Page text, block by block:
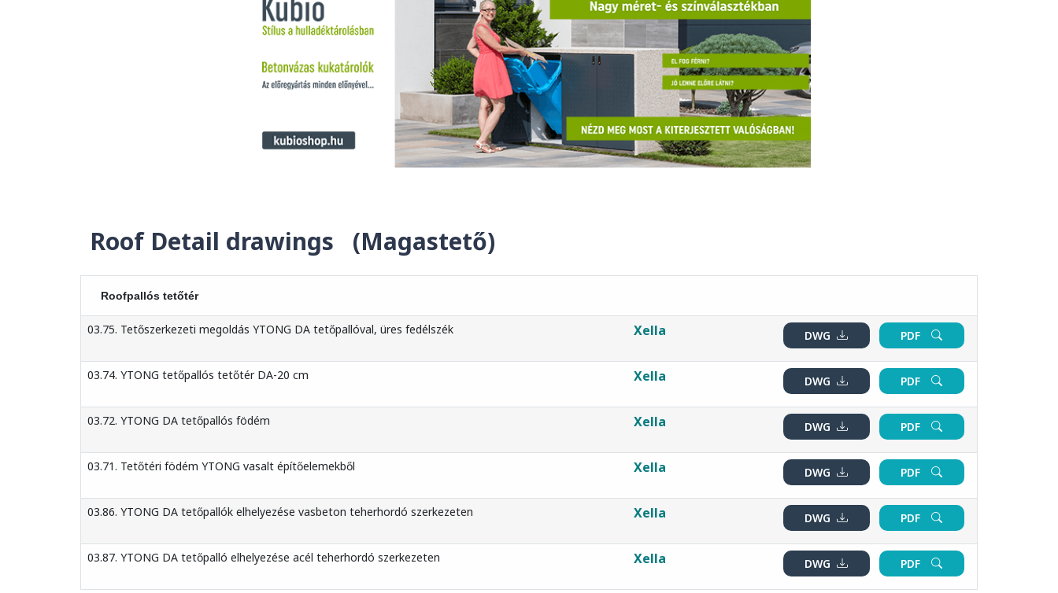
Roof Detail drawings (Magastető)
Roofpallós tetőtér
03.75. Tetőszerkezeti megoldás YTONG DA tetőpallóval, üres fedélszék Xella DWG PDF
03.74. YTONG tetőpallós tetőtér DA-20 cm Xella DWG PDF
03.72. YTONG DA tetőpallós födém Xella DWG PDF
03.71. Tetőtéri födém YTONG vasalt építőelemekből Xella DWG PDF
03.86. YTONG DA tetőpallók elhelyezése vasbeton teherhordó szerkezeten Xella DWG PDF
03.87. YTONG DA tetőpalló elhelyezése acél teherhordó szerkezeten Xella DWG PDF